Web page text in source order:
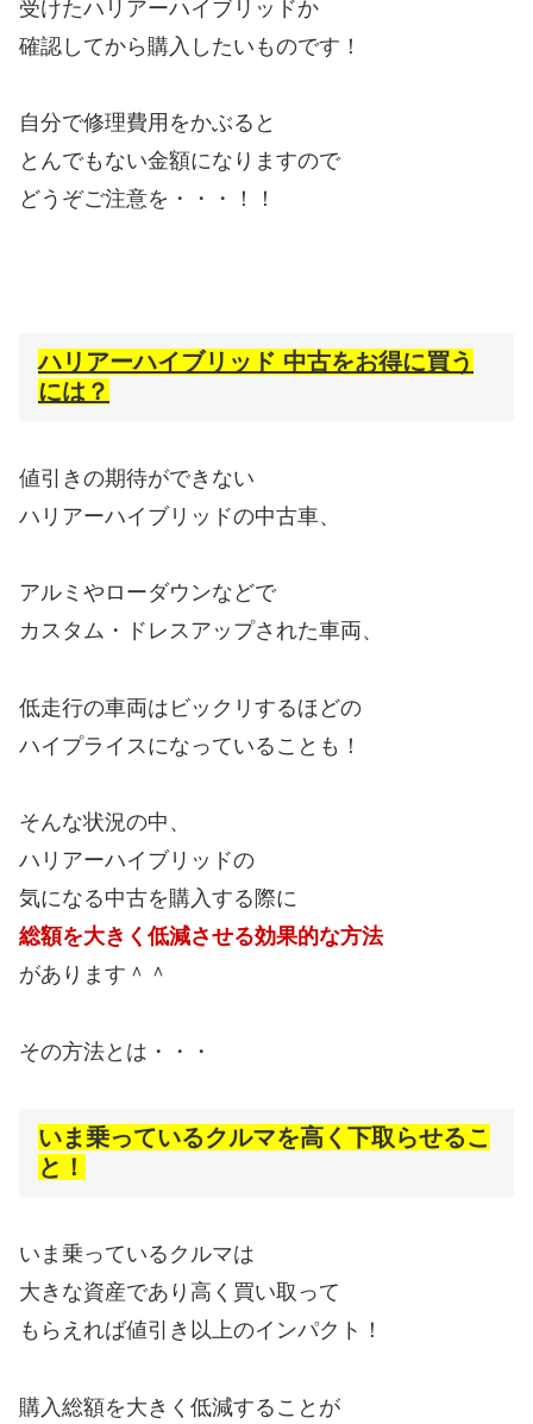
受けたハリアーハイブリッドか
確認してから購入したいものです！
自分で修理費用をかぶると
とんでもない金額になりますので
どうぞご注意を・・・！！
ハリアーハイブリッド 中古をお得に買う
には？
値引きの期待ができない
ハリアーハイブリッドの中古車、
アルミやローダウンなどで
カスタム・ドレスアップされた車両、
低走行の車両はビックリするほどの
ハイプライスになっていることも！
そんな状況の中、
ハリアーハイブリッドの
気になる中古を購入する際に
総額を大きく低減させる効果的な方法
があります＾＾
その方法とは・・・
いま乗っているクルマを高く下取らせるこ
と！
いま乗っているクルマは
大きな資産であり高く買い取って
もらえれば値引き以上のインパクト！
購入総額を大きく低減することが